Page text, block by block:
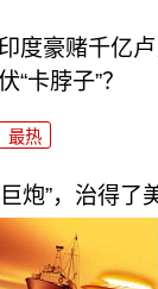
印度豪赌千亿
“卡脖子”？
最热
炮”，治得了